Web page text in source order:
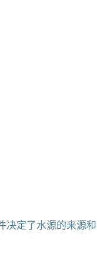
决定了水源的来源和